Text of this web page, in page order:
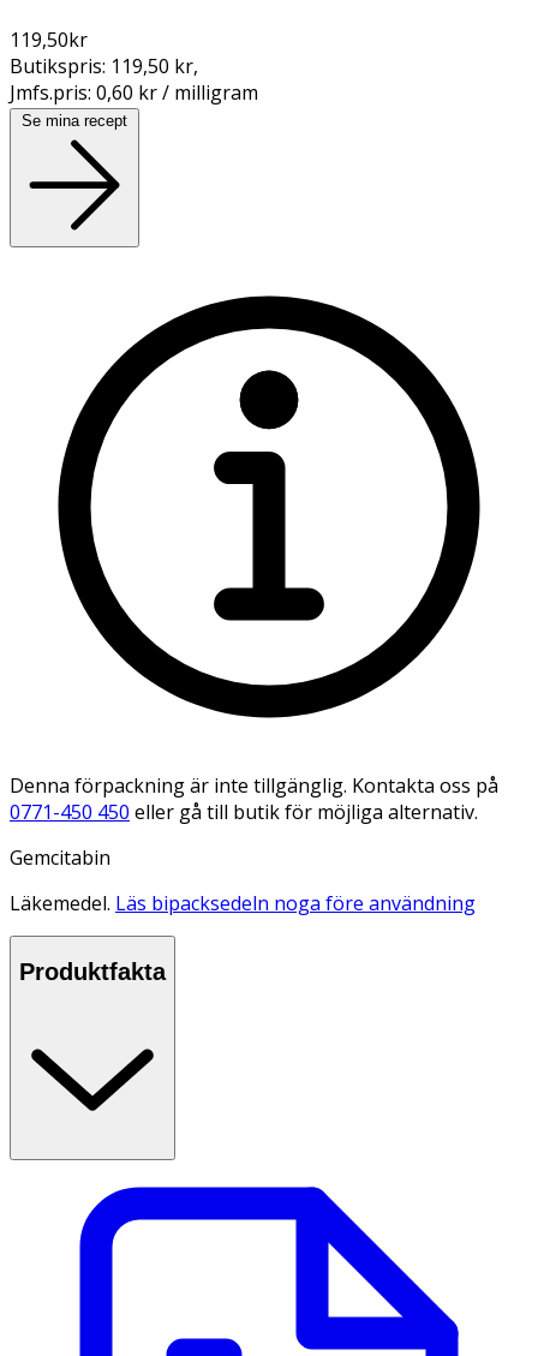
119,50kr
Butikspris: 119,50 kr,
Jmfs.pris: 0,60 kr / milligram
Se mina recept
Denna förpackning är inte tillgänglig. Kontakta oss på
0771-450 450 eller gå till butik för möjliga alternativ.
Gemcitabin
Läkemedel. Läs bipacksedeln noga före användning
Produktfakta